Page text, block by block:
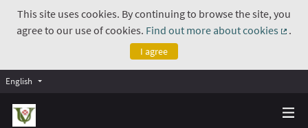
This site uses cookies. By continuing to browse the site, you
agree to our use of cookies. Find out more about cookies
.
I agree
English